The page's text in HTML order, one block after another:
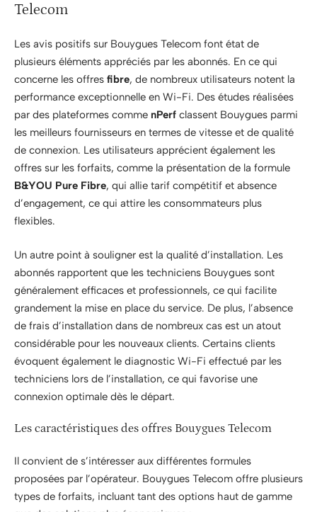
Telecom
Les avis positifs sur Bouygues Telecom font état de
plusieurs éléments appréciés par les abonnés. En ce qui
concerne les offres fibre, de nombreux utilisateurs notent la
performance exceptionnelle en Wi-Fi. Des études réalisées
par des plateformes comme nPerf classent Bouygues parmi
les meilleurs fournisseurs en termes de vitesse et de qualité
de connexion. Les utilisateurs apprécient également les
offres sur les forfaits, comme la présentation de la formule
B&YOU Pure Fibre, qui allie tarif compétitif et absence
d’engagement, ce qui attire les consommateurs plus
flexibles.
Un autre point à souligner est la qualité d’installation. Les
abonnés rapportent que les techniciens Bouygues sont
généralement efficaces et professionnels, ce qui facilite
grandement la mise en place du service. De plus, l’absence
de frais d’installation dans de nombreux cas est un atout
considérable pour les nouveaux clients. Certains clients
évoquent également le diagnostic Wi-Fi effectué par les
techniciens lors de l’installation, ce qui favorise une
connexion optimale dès le départ.
Les caractéristiques des offres Bouygues Telecom
Il convient de s’intéresser aux différentes formules
proposées par l’opérateur. Bouygues Telecom offre plusieurs
types de forfaits, incluant tant des options haut de gamme